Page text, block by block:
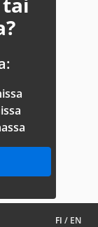
FI / EN